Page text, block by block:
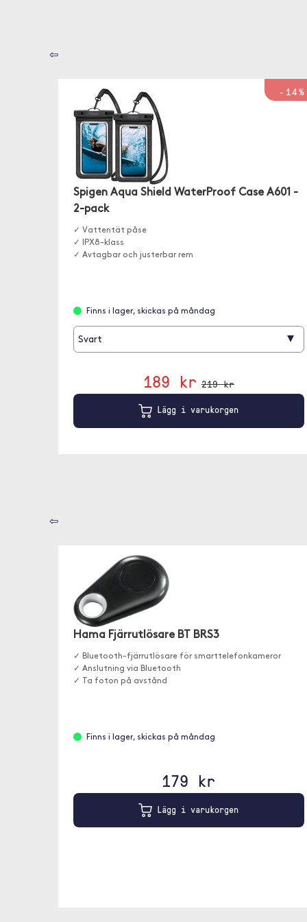
⇦
-14%
Spigen Aqua Shield WaterProof Case A601 -
2-pack
✓ Vattentät påse
✓ IPX8-klass
✓ Avtagbar och justerbar rem
Finns i lager, skickas på måndag
Svart ▾
189 kr 219 kr
Lägg i varukorgen
⇦
Hama Fjärrutlösare BT BRS3
✓ Bluetooth-fjärrutlösare för smarttelefonkameror
✓ Anslutning via Bluetooth
✓ Ta foton på avstånd
Finns i lager, skickas på måndag
179 kr
Lägg i varukorgen